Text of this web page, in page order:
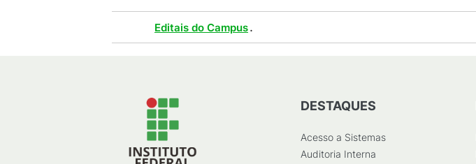
Editais do Campus.
DESTAQUES
Acesso a Sistemas
Auditoria Interna